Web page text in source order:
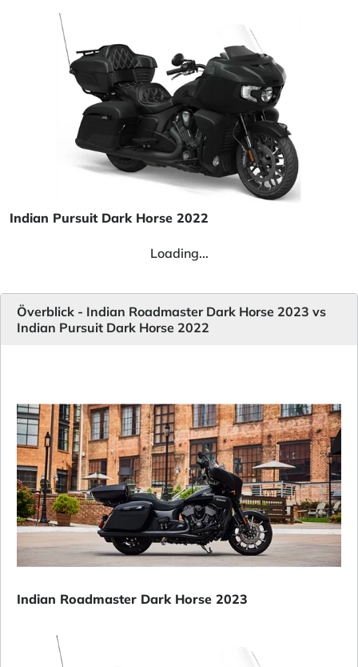
Indian Pursuit Dark Horse 2022
Loading...
Överblick - Indian Roadmaster Dark Horse 2023 vs
Indian Pursuit Dark Horse 2022
Indian Roadmaster Dark Horse 2023